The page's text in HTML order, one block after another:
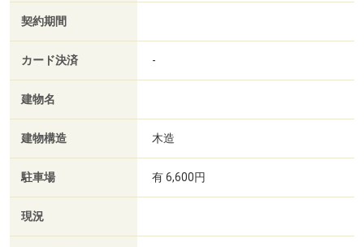
契約期間
カード決済 -
建物名
建物構造 木造
駐車場 有 6,600円
現況